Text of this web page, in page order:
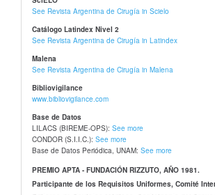
See Revista Argentina de Cirugía in Scielo
Catálogo Latindex Nivel 2
See Revista Argentina de Cirugía in Latindex
Malena
See Revista Argentina de Cirugía in Malena
Bibliovigilance
www.bibliovigilance.com
Base de Datos
LILACS (BIREME-OPS): See more
CONDOR (S.I.I.C.): See more
Base de Datos Periódica, UNAM: See more
PREMIO APTA - FUNDACIÓN RIZZUTO, AÑO 1981.
Participante de los Requisitos Uniformes, Comité